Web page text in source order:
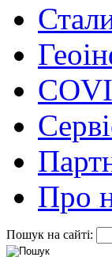
Про
Пошук на сайті: